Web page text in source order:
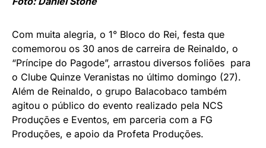
Com muita alegria, o 1° Bloco do Rei, festa que
comemorou os 30 anos de carreira de Reinaldo, o
“Príncipe do Pagode”, arrastou diversos foliões para
o Clube Quinze Veranistas no último domingo (27).
Além de Reinaldo, o grupo Balacobaco também
agitou o público do evento realizado pela NCS
Produções e Eventos, em parceria com a FG
Produções, e apoio da Profeta Produções.